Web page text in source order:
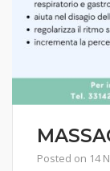
Posted on 14